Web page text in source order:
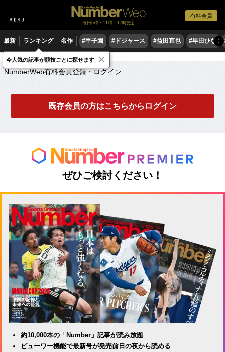
有料会員
毎日6時・11時・17時更新
最新 ランキング 名作 #甲子園 #ドジャース #益田直也 #早田ひな 〉
NumberWeb有料会員登録・ログイン
NumberWeb有料会員登録・ログイン
既存会員の方はこちらからログイン
ぜひご検討ください！
約10,000本の「Number」記事が読み放題
ビューワー機能で最新号が発売前日の夜から読める
今人気の記事が競技ごとに探せます ×